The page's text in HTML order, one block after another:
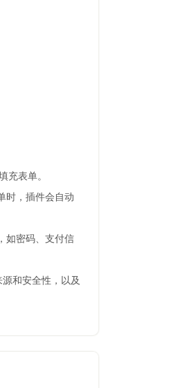
表单。
时，插件会自动
如密码、支付信
和安全性，以及